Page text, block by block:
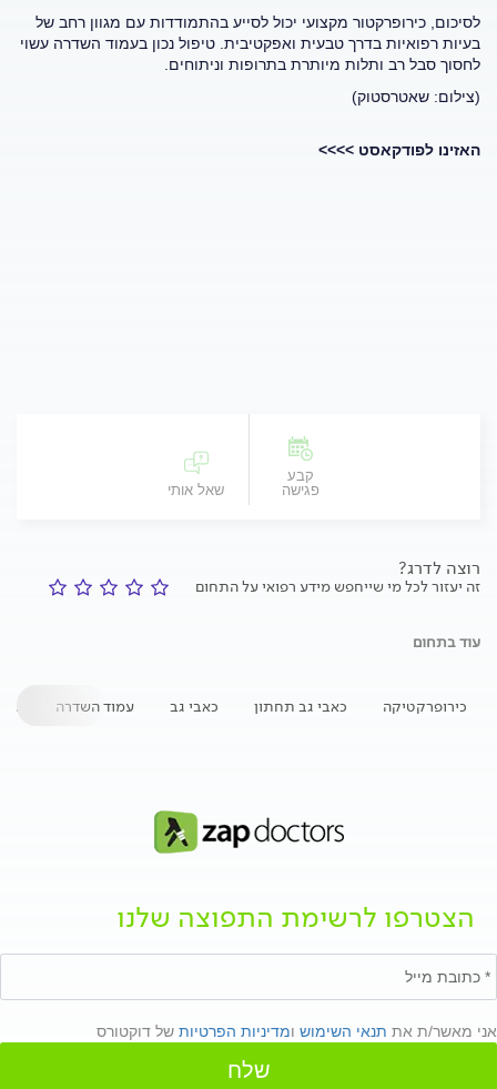
לסיכום, כירופרקטור מקצועי יכול לסייע בהתמודדות עם מגוון רחב של
בעיות רפואיות בדרך טבעית ואפקטיבית. טיפול נכון בעמוד השדרה עשוי
לחסוך סבל רב ותלות מיותרת בתרופות וניתוחים.
(צילום: שאטרסטוק)
האזינו לפודקאסט >>>>
קבע
פגישה
שאל אותי
רוצה לדרג?
זה יעזור לכל מי שייחפש מידע רפואי על התחום
עוד בתחום
כירופרקטיקה כאבי גב תחתון כאבי גב עמוד השדרה
הצטרפו לרשימת התפוצה שלנו
אני מאשר/ת את תנאי השימוש ומדיניות הפרטיות של דוקטורס
שלח